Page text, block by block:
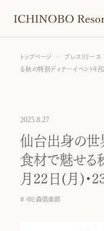
トップページ プレスリリース
る秋の特別ディナーイベント9
2025.8.27
仙台出身の世
食材で魅せる
月22日(月)・
ゆと森倶楽部